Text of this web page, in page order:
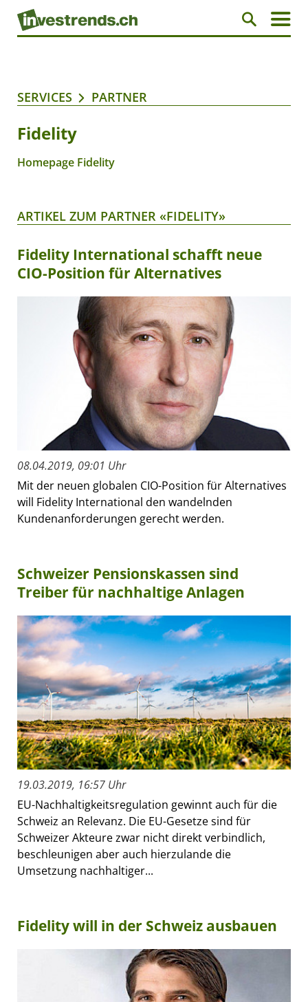
SERVICES PARTNER
Fidelity
Homepage Fidelity
ARTIKEL ZUM PARTNER «FIDELITY»
Fidelity International schafft neue
CIO-Position für Alternatives
08.04.2019, 09:01 Uhr
Mit der neuen globalen CIO-Position für Alternatives
will Fidelity International den wandelnden
Kundenanforderungen gerecht werden.
Schweizer Pensionskassen sind
Treiber für nachhaltige Anlagen
19.03.2019, 16:57 Uhr
EU-Nachhaltigkeitsregulation gewinnt auch für die
Schweiz an Relevanz. Die EU-Gesetze sind für
Schweizer Akteure zwar nicht direkt verbindlich,
beschleunigen aber auch hierzulande die
Umsetzung nachhaltiger...
Fidelity will in der Schweiz ausbauen